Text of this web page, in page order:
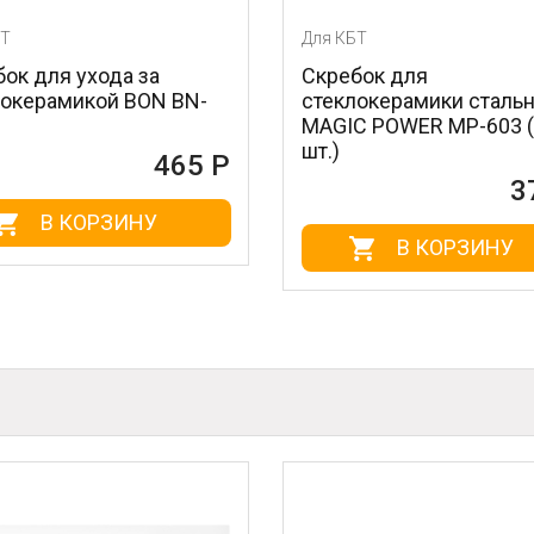
Скребок для
стеклокерамики стальной
MAGIC POWER MP-603 (1
В КОРЗИНУ
BN-175